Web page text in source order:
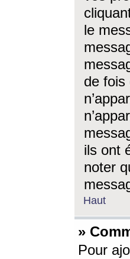
le
de fois
ils ont
noter
Haut
»
Pour